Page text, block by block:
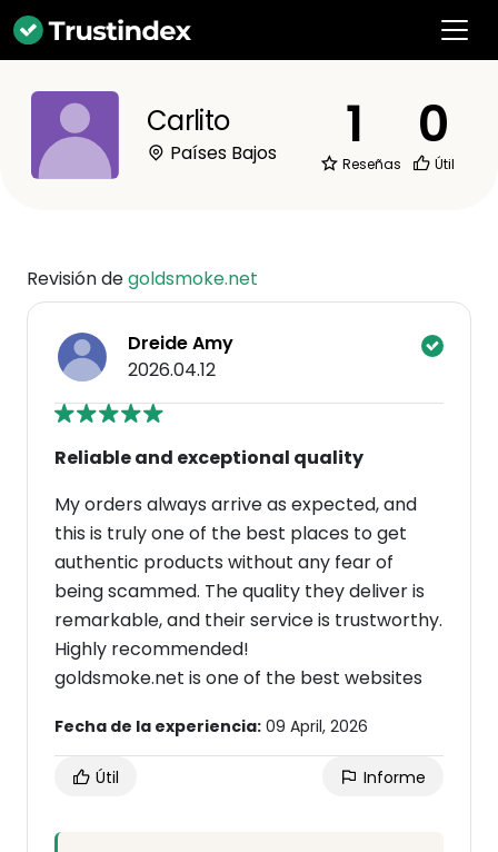
Carlito
Países Bajos 1
Reseñas
0
Útil
Revisión degoldsmoke.net
Dreide Amy
2026.04.12
Reliable and exceptional quality
My orders always arrive as expected, and
this is truly one of the best places to get
authentic products without any fear of
being scammed. The quality they deliver is
remarkable, and their service is trustworthy.
Highly recommended!
goldsmoke.net is one of the best websites
Fecha de la experiencia: 09 April, 2026
Útil Informe